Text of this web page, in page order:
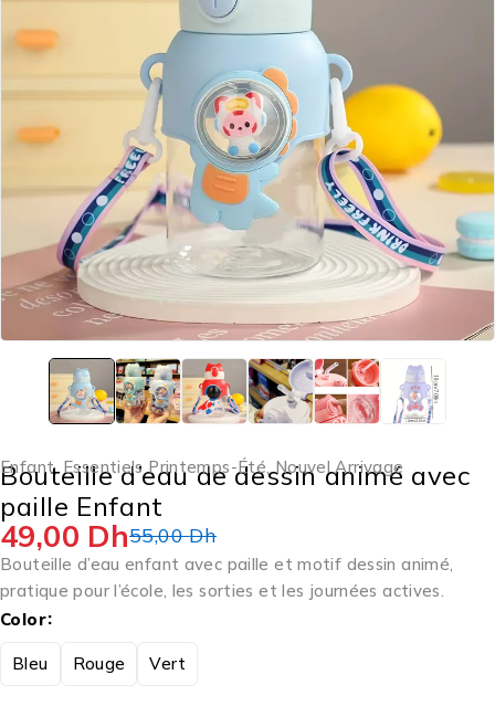
Enfant, Essentiels Printemps-Été Nouvel Arrivage
Bouteille d’eau de dessin animé avec
paille Enfant
55,00Dh
49,00 Dh
Bouteille d’eau enfant avec paille et motif dessin animé,
pratique pour l’école, les sorties et les journées actives.
Color
Bleu Rouge Vert